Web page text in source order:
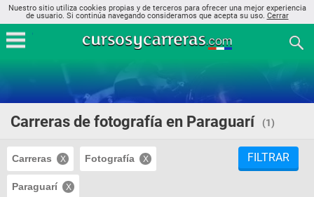
Nuestro sitio utiliza cookies propias y de terceros para ofrecer una mejor experiencia
de usuario. Si continúa navegando consideramos que acepta su uso. Cerrar
Carreras de fotografía en Paraguarí (1)
Carreras Fotografía
Paraguarí
FILTRAR